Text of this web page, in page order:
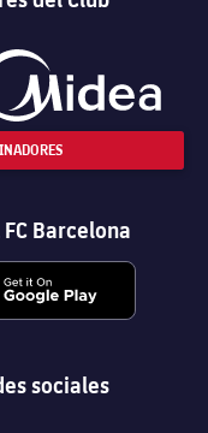
Barcelona
sociales